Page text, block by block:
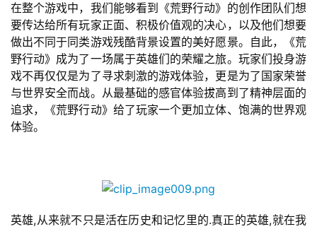
2
0
2
5
第
十
三
在整个游戏中，我们能够看到《荒野行动》的创作团队们想
要传达给所有玩家正面、积极价值观的决心，以及他们想要
做出不同于同类游戏残酷背景设置的美好愿景。自此，《荒
野行动》成为了一场属于英雄们的荣耀之旅。玩家们投身游
戏不再仅仅是为了寻求刺激的游戏体验，更是为了国家荣誉
与世界安全而战。从最基础的感官体验拔高到了精神层面的
追求，《荒野行动》给了玩家一个更加立体、饱满的世界观
体验。
英雄,从来就不只是活在历史和记忆里的.真正的英雄,就在我